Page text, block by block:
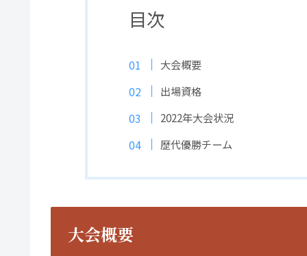
目次
大会概要
出場資格
2022年大会状況
歴代優勝チーム
大会概要